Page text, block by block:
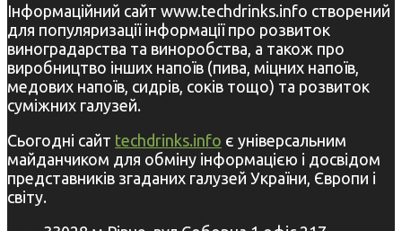
Інформаційний сайт www.techdrinks.info створений
для популяризації інформації про розвиток
виноградарства та виноробства, а також про
виробництво інших напоїв (пива, міцних напоїв,
медових напоїв, сидрів, соків тощо) та розвиток
суміжних галузей.
Сьогодні сайт techdrinks.info є універсальним
майданчиком для обміну інформацією і досвідом
представників згаданих галузей України, Європи і
світу.